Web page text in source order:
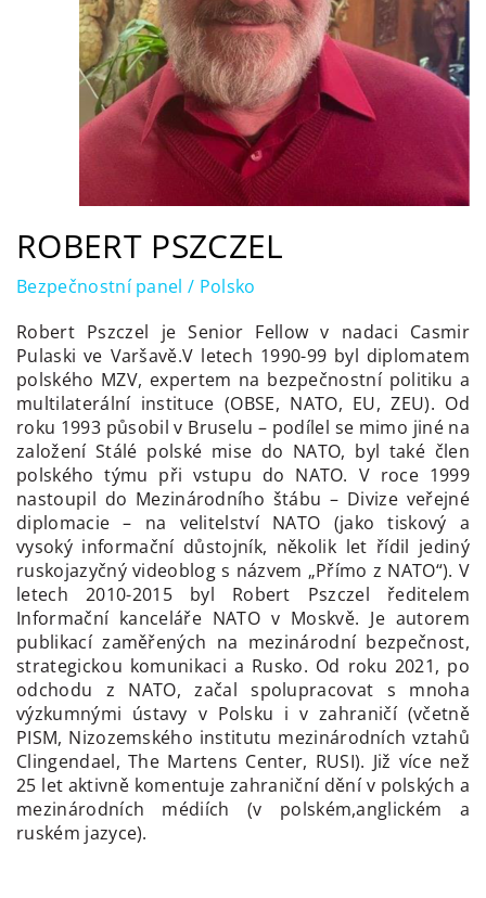
ROBERT PSZCZEL
Bezpečnostní panel / Polsko
Robert Pszczel je Senior Fellow v nadaci Casmir
Pulaski ve Varšavě.V letech 1990-99 byl diplomatem
polského MZV, expertem na bezpečnostní politiku a
multilaterální instituce (OBSE, NATO, EU, ZEU). Od
roku 1993 působil v Bruselu – podílel se mimo jiné na
založení Stálé polské mise do NATO, byl také člen
polského týmu při vstupu do NATO. V roce 1999
nastoupil do Mezinárodního štábu – Divize veřejné
diplomacie – na velitelství NATO (jako tiskový a
vysoký informační důstojník, několik let řídil jediný
ruskojazyčný videoblog s názvem „Přímo z NATO“). V
letech 2010-2015 byl Robert Pszczel ředitelem
Informační kanceláře NATO v Moskvě. Je autorem
publikací zaměřených na mezinárodní bezpečnost,
strategickou komunikaci a Rusko. Od roku 2021, po
odchodu z NATO, začal spolupracovat s mnoha
výzkumnými ústavy v Polsku i v zahraničí (včetně
PISM, Nizozemského institutu mezinárodních vztahů
Clingendael, The Martens Center, RUSI). Již více než
25 let aktivně komentuje zahraniční dění v polských a
mezinárodních médiích (v polském,anglickém a
ruském jazyce).